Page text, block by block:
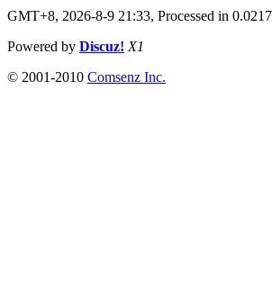
GMT+8, 2026-8-9 21:33, Processed in
Powered by Discuz! X1
© 2001-2010 Comsenz Inc.